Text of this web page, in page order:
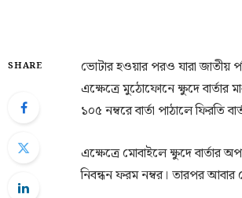
SHARE
ভোটার হওয়ার পরও যারা জাতীয়
এক্ষেত্রে মুঠোফোনে ক্ষুদে
১০৫ নম্বরে বার্তা পাঠালে ফিরতি
এক্ষেত্রে মোবাইলে ক্ষুদে
নিবন্ধন ফরম নম্বর। তারপর আবার